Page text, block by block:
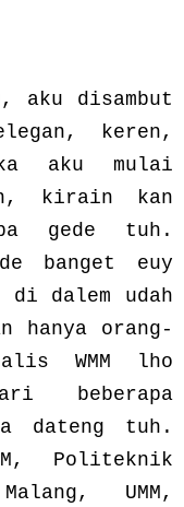
aku disambut
keren,
aku mulai
kirain kan
gede tuh.
banget euy
di dalem udah
hanya orang-
WMM lho
beberapa
dateng tuh.
Politeknik
UMM,